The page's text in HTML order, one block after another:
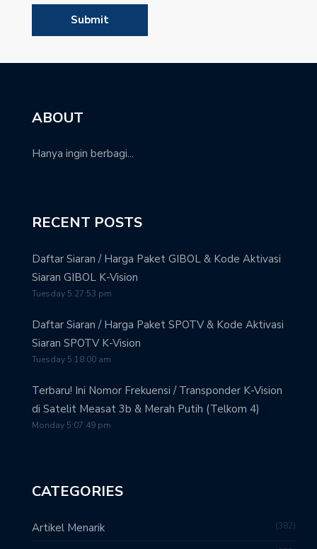
ABOUT
Hanya ingin berbagi...
RECENT POSTS
Daftar Siaran / Harga Paket GIBOL & Kode Aktivasi
Siaran GIBOL K-Vision
Tuesday 5:27:53 pm
Daftar Siaran / Harga Paket SPOTV & Kode Aktivasi
Siaran SPOTV K-Vision
Tuesday 5:18:00 am
Terbaru! Ini Nomor Frekuensi / Transponder K-Vision
di Satelit Measat 3b & Merah Putih (Telkom 4)
Monday 5:07:49 pm
CATEGORIES
Artikel Menarik 382